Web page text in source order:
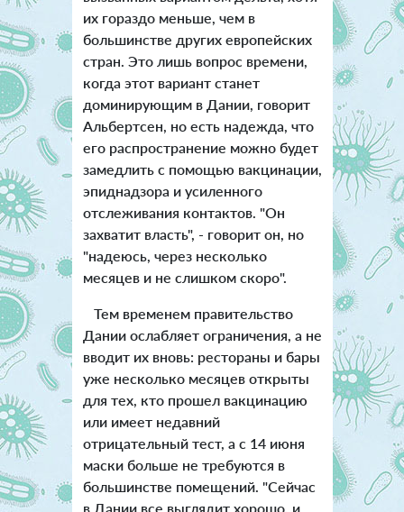
их гораздо меньше, чем в
большинстве других европейских
стран. Это лишь вопрос времени,
когда этот вариант станет
доминирующим в Дании, говорит
Альбертсен, но есть надежда, что
его распространение можно будет
замедлить с помощью вакцинации,
эпиднадзора и усиленного
отслеживания контактов. "Он
захватит власть", - говорит он, но
"надеюсь, через несколько
месяцев и не слишком скоро".
Тем временем правительство
Дании ослабляет ограничения, а не
вводит их вновь: рестораны и бары
уже несколько месяцев открыты
для тех, кто прошел вакцинацию
или имеет недавний
отрицательный тест, а с 14 июня
маски больше не требуются в
большинстве помещений. "Сейчас
в Дании все выглядит хорошо, и